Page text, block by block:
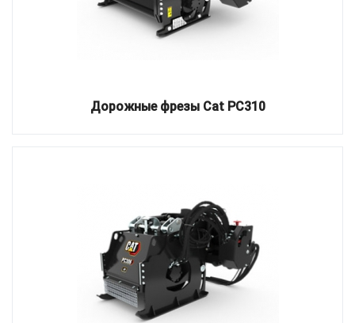
Дорожные фрезы Cat PC310